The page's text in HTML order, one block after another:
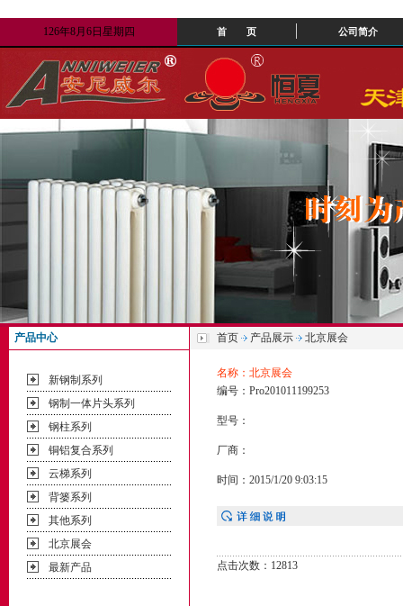
126年8月6日星期四 首 页 公司简介
产品中心
新钢制系列
钢制一体片头系列
钢柱系列
铜铝复合系列
云梯系列
背篓系列
其他系列
北京展会
最新产品
首页 产品展示 北京展会
名称：北京展会
编号：Pro201011199253
型号：
厂商：
时间：2015/1/20 9:03:15
点击次数：12813